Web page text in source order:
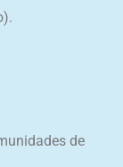
de